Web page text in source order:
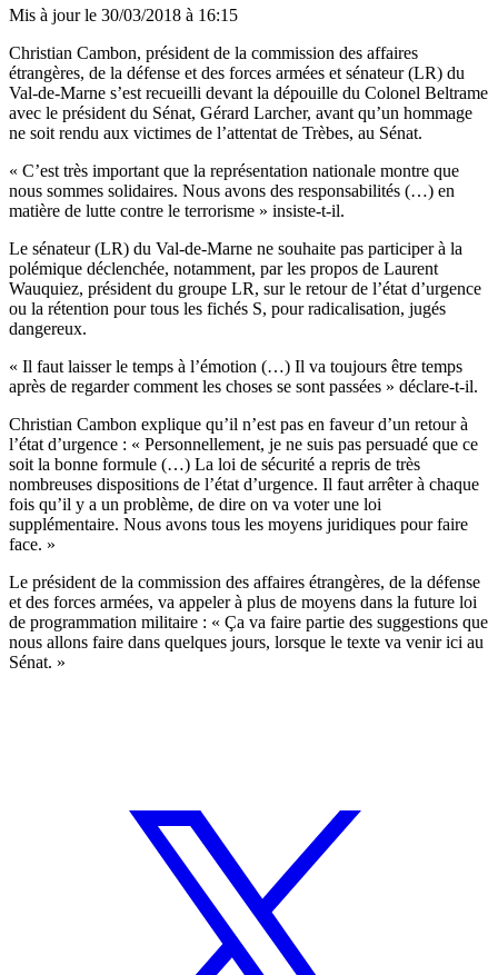
Mis à jour le 30/03/2018 à 16:15
Christian Cambon, président de la commission des affaires
étrangères, de la défense et des forces armées et sénateur (LR) du
Val-de-Marne s’est recueilli devant la dépouille du Colonel Beltrame
avec le président du Sénat, Gérard Larcher, avant qu’un hommage
ne soit rendu aux victimes de l’attentat de Trèbes, au Sénat.
« C’est très important que la représentation nationale montre que
nous sommes solidaires. Nous avons des responsabilités (…) en
matière de lutte contre le terrorisme » insiste-t-il.
Le sénateur (LR) du Val-de-Marne ne souhaite pas participer à la
polémique déclenchée, notamment, par les propos de Laurent
Wauquiez, président du groupe LR, sur le retour de l’état d’urgence
ou la rétention pour tous les fichés S, pour radicalisation, jugés
dangereux.
« Il faut laisser le temps à l’émotion (…) Il va toujours être temps
après de regarder comment les choses se sont passées » déclare-t-il.
Christian Cambon explique qu’il n’est pas en faveur d’un retour à
l’état d’urgence : « Personnellement, je ne suis pas persuadé que ce
soit la bonne formule (…) La loi de sécurité a repris de très
nombreuses dispositions de l’état d’urgence. Il faut arrêter à chaque
fois qu’il y a un problème, de dire on va voter une loi
supplémentaire. Nous avons tous les moyens juridiques pour faire
face. »
Le président de la commission des affaires étrangères, de la défense
et des forces armées, va appeler à plus de moyens dans la future loi
de programmation militaire : « Ça va faire partie des suggestions que
nous allons faire dans quelques jours, lorsque le texte va venir ici au
Sénat. »